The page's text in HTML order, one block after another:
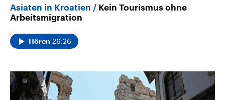
Asiaten in Kroatien
Kein Tourismus ohne
Arbeitsmigration
Hören 26:26